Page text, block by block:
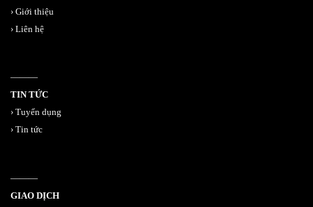
› Giới thiệu
› Liên hệ
———
TIN TỨC
› Tuyển dụng
› Tin tức
———
GIAO DỊCH